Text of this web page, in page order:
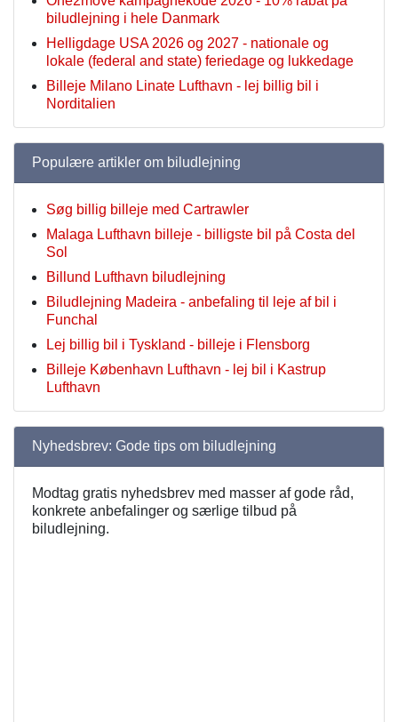
biludlejning i hele Danmark
Helligdage USA 2026 og 2027 - nationale og
lokale (federal and state) feriedage og lukkedage
Billeje Milano Linate Lufthavn - lej billig bil i
Norditalien
Populære artikler om biludlejning
Søg billig billeje med Cartrawler
Malaga Lufthavn billeje - billigste bil på Costa del
Sol
Billund Lufthavn biludlejning
Biludlejning Madeira - anbefaling til leje af bil i
Funchal
Lej billig bil i Tyskland - billeje i Flensborg
Billeje København Lufthavn - lej bil i Kastrup
Lufthavn
Nyhedsbrev: Gode tips om biludlejning
Modtag gratis nyhedsbrev med masser af gode råd,
konkrete anbefalinger og særlige tilbud på
biludlejning.